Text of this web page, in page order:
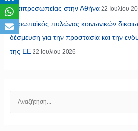
Αντιπροσωπείας στην Αθήνα 22 Ιουλίου
Ευρωπαϊκός πυλώνας κοινωνικών
δέσμευση για την προστασία και την
της ΕΕ 22 Ιουλίου 2026
ν